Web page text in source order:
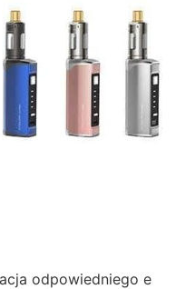
odpowiedniego e